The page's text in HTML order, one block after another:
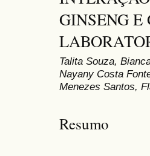
GINSENG
Talita Souza,
Nayany Costa
Menezes Santos,
Resumo